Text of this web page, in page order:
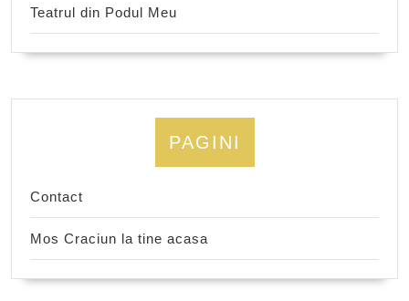
Teatrul din Podul Meu
PAGINI
Contact
Mos Craciun la tine acasa